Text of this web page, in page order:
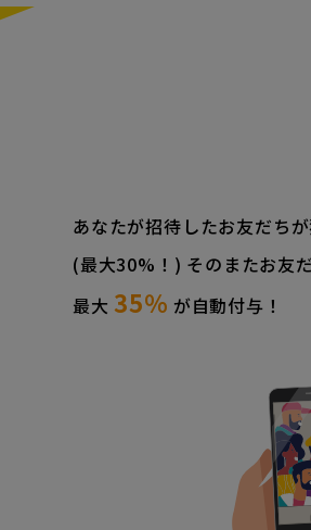
あなたが招待したお友だち
(最大30%！) そのまたお友
最大35％ が自動付与！